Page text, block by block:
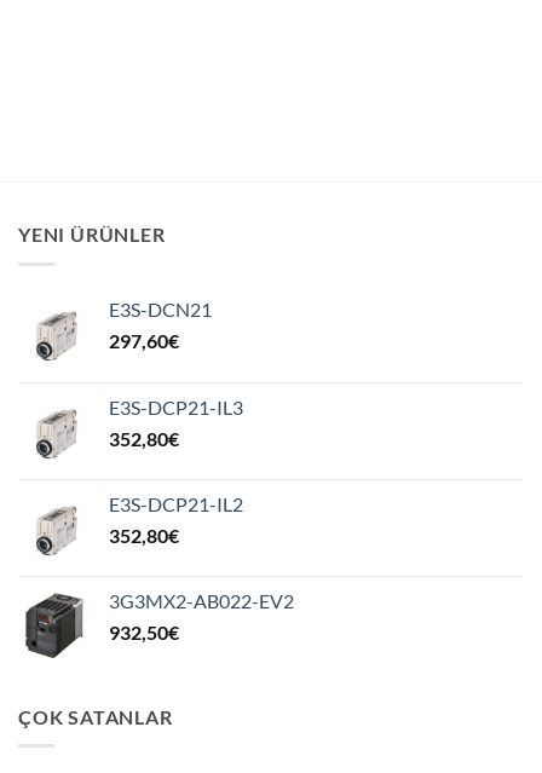
YENI ÜRÜNLER
E3S-DCN21
297,60€
E3S-DCP21-IL3
352,80€
E3S-DCP21-IL2
352,80€
3G3MX2-AB022-EV2
932,50€
ÇOK SATANLAR